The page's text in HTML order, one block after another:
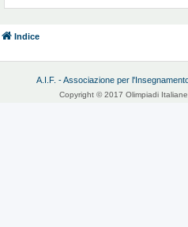
Indice
A.I.F. - Associazione per
Copyright © 2017 Olimpiadi